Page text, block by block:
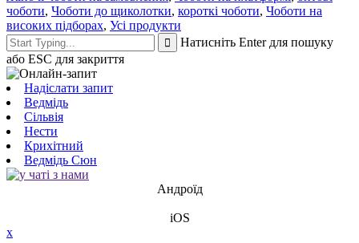
чоботи, Чоботи до щиколотки, короткі чоботи, Чоботи на
високих підборах, Усі продукти
Натисніть Enter для пошуку
або ESC для закриття
Надіслати запит
Ведмідь
Сільвія
Нести
Крихітний
Ведмідь Сюн
Андроїд
iOS
x